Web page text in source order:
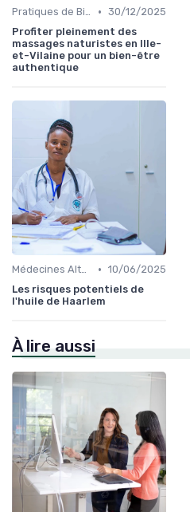
Pratiques de Bien-être Anciennes • 30/12/2025
Profiter pleinement des
massages naturistes en Ille-
et-Vilaine pour un bien-être
authentique
Médecines Alternatives • 10/06/2025
Les risques potentiels de
l'huile de Haarlem
À lire aussi